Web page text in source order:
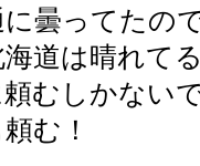
曇ってたの
道は晴れて
むしかない
む！